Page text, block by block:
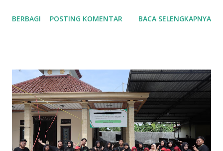
desa dan tokoh masyarakt Desa Samaran. Untuk cindramata
BERBAGI POSTING KOMENTAR BACA SELENGKAPNYA